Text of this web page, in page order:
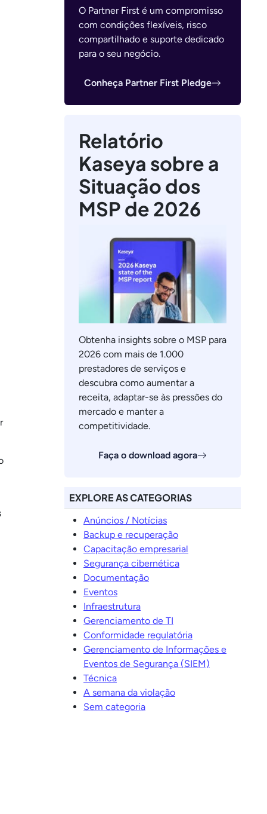
O Partner First é um compromisso
com condições flexíveis, risco
compartilhado e suporte dedicado
para o seu negócio.
Conheça Partner First Pledge
Relatório
Kaseya sobre a
Situação dos
MSP de 2026
Obtenha insights sobre o MSP para
2026 com mais de 1.000
prestadores de serviços e
descubra como aumentar a
receita, adaptar-se às pressões do
mercado e manter a
competitividade.
Faça o download agora
EXPLORE AS CATEGORIAS
Anúncios / Notícias
Backup e recuperação
Capacitação empresarial
Segurança cibernética
Documentação
Eventos
Infraestrutura
Gerenciamento de TI
Conformidade regulatória
Gerenciamento de Informações e
Eventos de Segurança (SIEM)
Técnica
A semana da violação
Sem categoria